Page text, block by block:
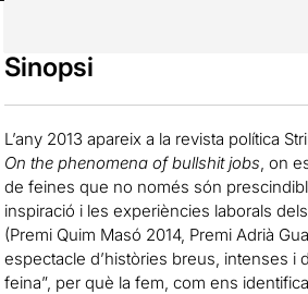
Sinopsi
L’any 2013 apareix a la revista política
On the phenomena of bullshit jobs , on
de feines que no només són
inspiració i les experiències laborals
(Premi Quim Masó 2014, Premi Adrià
espectacle d’històries breus, intenses i
feina”, per què la fem, com ens